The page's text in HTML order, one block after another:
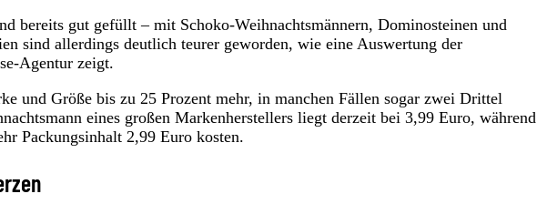
bereits gut gefüllt – mit Schoko-Weihnachtsmännern, Dominosteinen und
sind allerdings deutlich teurer geworden, wie eine Auswertung der
Agentur zeigt.
und Größe bis zu 25 Prozent mehr, in manchen Fällen sogar zwei Drittel
eines großen Markenherstellers liegt derzeit bei 3,99 Euro, während
Packungsinhalt 2,99 Euro kosten.